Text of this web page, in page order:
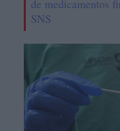
de medicamentos
SNS